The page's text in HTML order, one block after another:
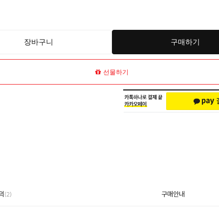
장바구니 구매하기
선물하기
(2) 구매안내